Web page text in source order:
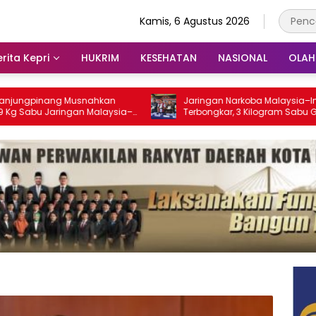
Kamis, 6 Agustus 2026
Kepri HUKRIM KESEHATAN NASIONAL
Musnahkan
Jaringan Malaysia–
Ribuan Jiwa
Jaringan Narkoba Malaysia–Indonesia
Terbongkar, 3 Kilogram Sabu Gagal
Masuk Jambi Lewat Tanjungpinang